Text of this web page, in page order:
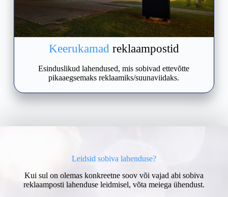
Keerukamad reklaampostid
Esinduslikud lahendused, mis sobivad ettevõtte
pikaaegsemaks reklaamiks/suunaviidaks.
Leidsid sobiva lahenduse?
Kui sul on olemas konkreetne soov või vajad abi sobiva
reklaamposti lahenduse leidmisel, võta meiega ühendust.